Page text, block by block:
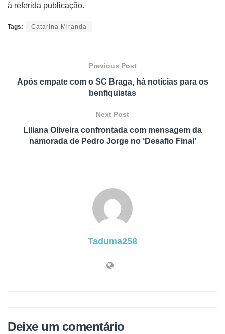
à referida publicação.
Tags: Catarina Miranda
Previous Post
Após empate com o SC Braga, há notícias para os
benfiquistas
Next Post
Liliana Oliveira confrontada com mensagem da
namorada de Pedro Jorge no ‘Desafio Final’
Taduma258
Deixe um comentário